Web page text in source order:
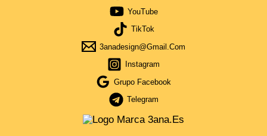
YouTube
TikTok
3anadesign@gmail.com
Instagram
Grupo Facebook
Telegram